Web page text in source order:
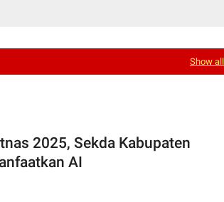
Show all
2025, Sekda Kabupaten
AI